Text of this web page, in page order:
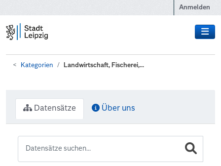
Anmelden
Kategorien Landwirtschaft, Fischerei,...
Datensätze Über uns